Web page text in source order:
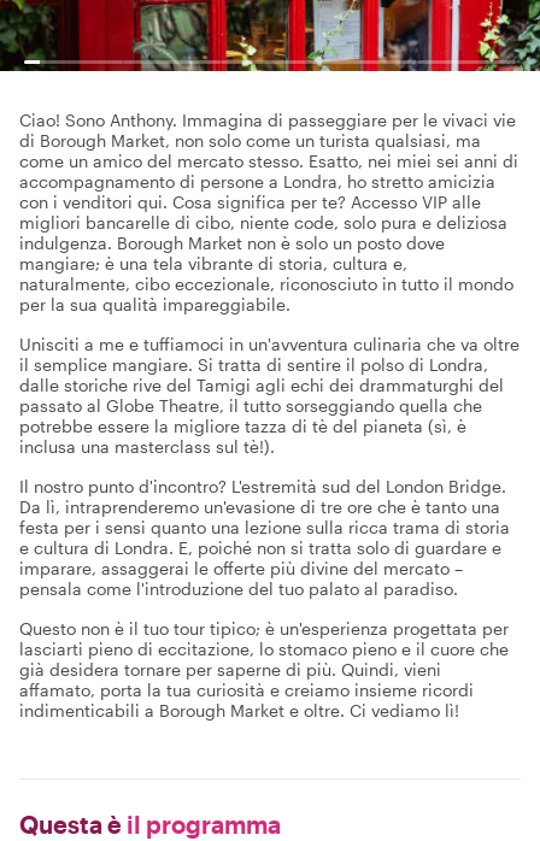
Ciao! Sono Anthony. Immagina di passeggiare per le vivaci vie
di Borough Market, non solo come un turista qualsiasi, ma
come un amico del mercato stesso. Esatto, nei miei sei anni di
accompagnamento di persone a Londra, ho stretto amicizia
con i venditori qui. Cosa significa per te? Accesso VIP alle
migliori bancarelle di cibo, niente code, solo pura e deliziosa
indulgenza. Borough Market non è solo un posto dove
mangiare; è una tela vibrante di storia, cultura e,
naturalmente, cibo eccezionale, riconosciuto in tutto il mondo
per la sua qualità impareggiabile.
Unisciti a me e tuffiamoci in un'avventura culinaria che va oltre
il semplice mangiare. Si tratta di sentire il polso di Londra,
dalle storiche rive del Tamigi agli echi dei drammaturghi del
passato al Globe Theatre, il tutto sorseggiando quella che
potrebbe essere la migliore tazza di tè del pianeta (sì, è
inclusa una masterclass sul tè!).
Il nostro punto d'incontro? L'estremità sud del London Bridge.
Da lì, intraprenderemo un'evasione di tre ore che è tanto una
festa per i sensi quanto una lezione sulla ricca trama di storia
e cultura di Londra. E, poiché non si tratta solo di guardare e
imparare, assaggerai le offerte più divine del mercato –
pensala come l'introduzione del tuo palato al paradiso.
Questo non è il tuo tour tipico; è un'esperienza progettata per
lasciarti pieno di eccitazione, lo stomaco pieno e il cuore che
già desidera tornare per saperne di più. Quindi, vieni
affamato, porta la tua curiosità e creiamo insieme ricordi
indimenticabili a Borough Market e oltre. Ci vediamo lì!
Questa è il programma